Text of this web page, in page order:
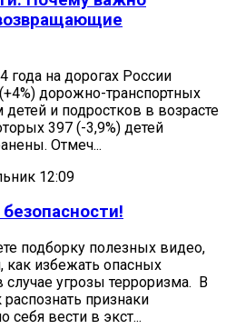
года на дорогах России
дорожно-транспортных
и подростков в возрасте
397 (-3,9%) детей
Отмеч...
12:09
подборку полезных видео,
как избежать опасных
случае угрозы терроризма. В
признаки
себя вести в экст...